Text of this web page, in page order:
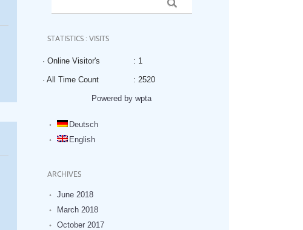
STATISTICS : VISITS
· Online Visitor's : 1
· All Time Count : 2520
Powered by wpta
Deutsch
English
ARCHIVES
June 2018
March 2018
October 2017